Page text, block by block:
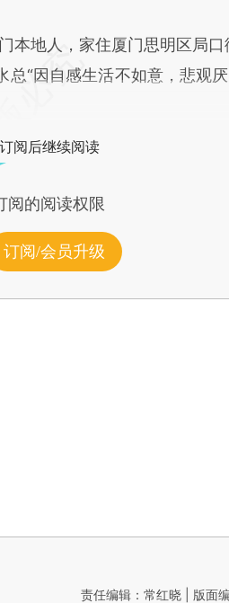
地人，家住厦门思明区局口
“因自感生活不如意，悲观
阅后继续阅读
的阅读权限
订阅/会员升级
责任编辑：常红晓 | 版面